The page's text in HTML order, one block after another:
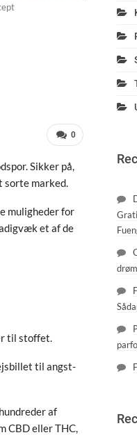
0
Sikker på,
sorte marked.
muligheder for
et af de
til stoffet.
til angst-
af
CBD eller THC,